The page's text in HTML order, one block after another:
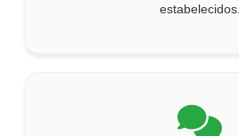
estabelecidos.